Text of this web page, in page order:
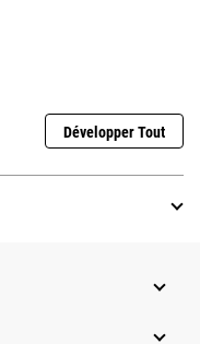
Développer Tout